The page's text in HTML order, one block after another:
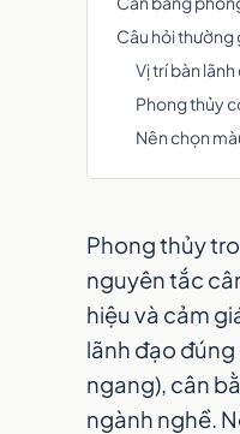
Câu hỏi thường
Vị trí bàn
Phong thủy
Nên chọn
Phong thủy
nguyên tắc
hiệu và cảm
lãnh đạo đúng
ngang), cân
ngành nghề.